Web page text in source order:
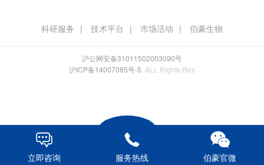

立即咨询

服务热线

伯豪官微
科研服务 技术平台 市场活动 伯豪生物
沪公网安备31011502003090号
沪ICP备14007085号-5 . ALL Rights Res